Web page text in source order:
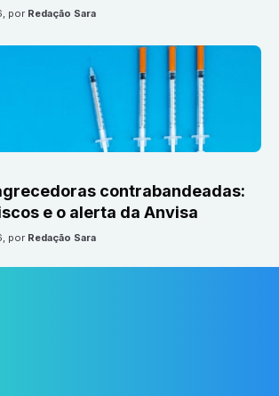
, por Redação Sara
contrabandeadas:
e o alerta da Anvisa
, por Redação Sara